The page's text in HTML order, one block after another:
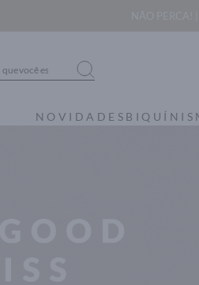
NÃO PERCA!
NOVIDADES BIQUÍNIS